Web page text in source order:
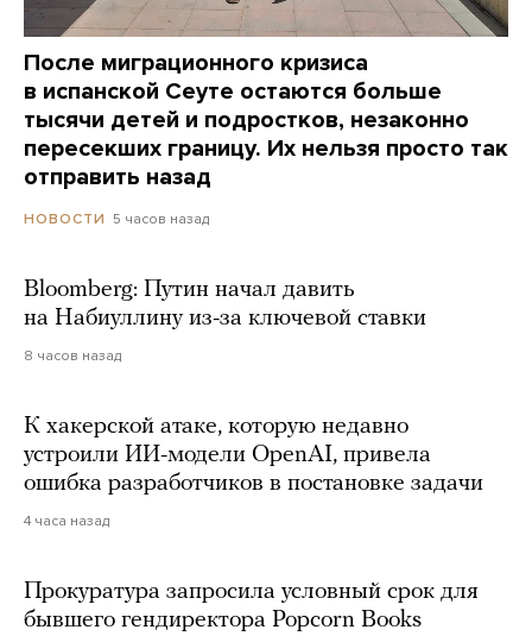
После миграционного кризиса
в испанской Сеуте остаются больше
тысячи детей и подростков, незаконно
пересекших границу. Их нельзя просто так
отправить назад
НОВОСТИ 5 часов назад
Bloomberg: Путин начал давить
на Набиуллину из-за ключевой ставки
8 часов назад
К хакерской атаке, которую недавно
устроили ИИ-модели OpenAI, привела
ошибка разработчиков в постановке задачи
4 часа назад
Прокуратура запросила условный срок для
бывшего гендиректора Popcorn Books